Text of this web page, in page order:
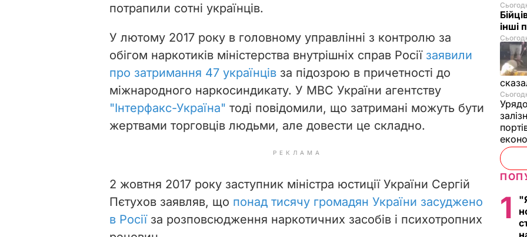
потрапили сотні українців.
У лютому 2017 року в головному управлінні з контролю за
обігом наркотиків міністерства внутрішніх справ Росії заявили
про затримання 47 українців за підозрою в причетності до
міжнародного наркосиндикату. У МВС України агентству
"Інтерфакс-Україна" тоді повідомили, що затримані можуть бути
жертвами торговців людьми, але довести це складно.
РЕКЛАМА
2 жовтня 2017 року заступник міністра юстиції України Сергій
Пєтухов заявляв, що понад тисячу громадян України засуджено
в Росіїза розповсюдження наркотичних засобів і психотропних
інші
1